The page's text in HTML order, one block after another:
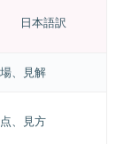
日本語訳
、見解
、見方